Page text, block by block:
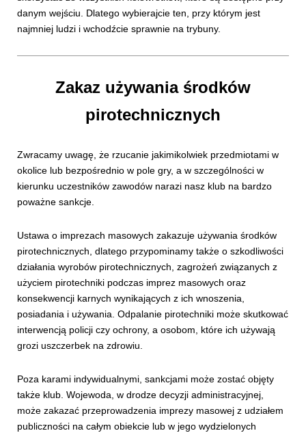
danym wejściu. Dlatego wybierajcie ten, przy którym jest
najmniej ludzi i wchodźcie sprawnie na trybuny.
Zakaz używania środków
pirotechnicznych
Zwracamy uwagę, że rzucanie jakimikolwiek przedmiotami w
okolice lub bezpośrednio w pole gry, a w szczególności w
kierunku uczestników zawodów narazi nasz klub na bardzo
poważne sankcje.
Ustawa o imprezach masowych zakazuje używania środków
pirotechnicznych, dlatego przypominamy także o szkodliwości
działania wyrobów pirotechnicznych, zagrożeń związanych z
użyciem pirotechniki podczas imprez masowych oraz
konsekwencji karnych wynikających z ich wnoszenia,
posiadania i używania. Odpalanie pirotechniki może skutkować
interwencją policji czy ochrony, a osobom, które ich używają
grozi uszczerbek na zdrowiu.
Poza karami indywidualnymi, sankcjami może zostać objęty
także klub. Wojewoda, w drodze decyzji administracyjnej,
może zakazać przeprowadzenia imprezy masowej z udziałem
publiczności na całym obiekcie lub w jego wydzielonych